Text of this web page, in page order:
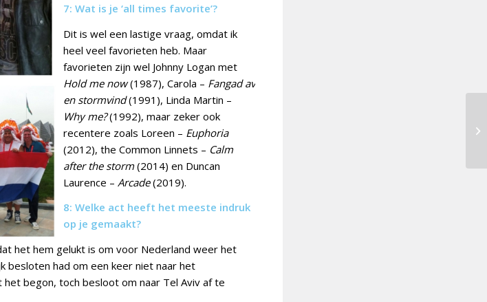
7: Wat is je ‘all times favorite’?
Dit is wel een lastige vraag, omdat ik
heel veel favorieten heb. Maar
favorieten zijn wel Johnny Logan met
Hold me now(1987), Carola – Fangad av
en stormvind(1991), Linda Martin –
Why me?(1992), maar zeker ook
recentere zoals Loreen – Euphoria
(2012), the Common Linnets – Calm
after the storm(2014) en Duncan
Laurence – Arcade(2019).
8: Welke act heeft het meeste indruk
op je gemaakt?
het hem gelukt is om voor Nederland weer het
besloten had om een keer niet naar het
begon, toch besloot om naar Tel Aviv af te